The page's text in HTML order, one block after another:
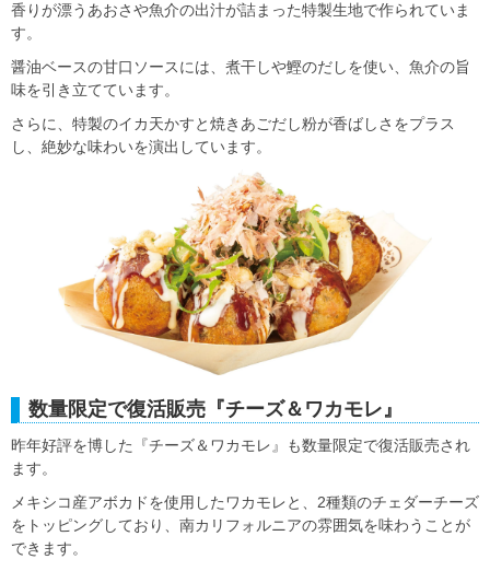
香りが漂うあおさや魚介の出汁が詰まった特製生地で作られていま
す。
醤油ベースの甘口ソースには、煮干しや鰹のだしを使い、魚介の旨
味を引き立てています。
さらに、特製のイカ天かすと焼きあごだし粉が香ばしさをプラス
し、絶妙な味わいを演出しています。
数量限定で復活販売『チーズ＆ワカモレ』
昨年好評を博した『チーズ＆ワカモレ』も数量限定で復活販売され
ます。
メキシコ産アボカドを使用したワカモレと、2種類のチェダーチーズ
をトッピングしており、南カリフォルニアの雰囲気を味わうことが
できます。